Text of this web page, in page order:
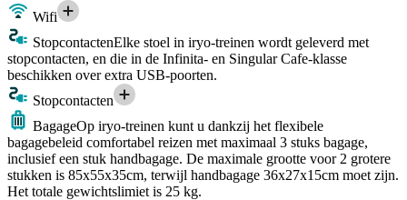
Wifi
StopcontactenElke stoel in iryo-treinen wordt geleverd met
stopcontacten, en die in de Infinita- en Singular Cafe-klasse
beschikken over extra USB-poorten.
Stopcontacten
BagageOp iryo-treinen kunt u dankzij het flexibele
bagagebeleid comfortabel reizen met maximaal 3 stuks bagage,
inclusief een stuk handbagage. De maximale grootte voor 2 grotere
stukken is 85x55x35cm, terwijl handbagage 36x27x15cm moet zijn.
Het totale gewichtslimiet is 25 kg.